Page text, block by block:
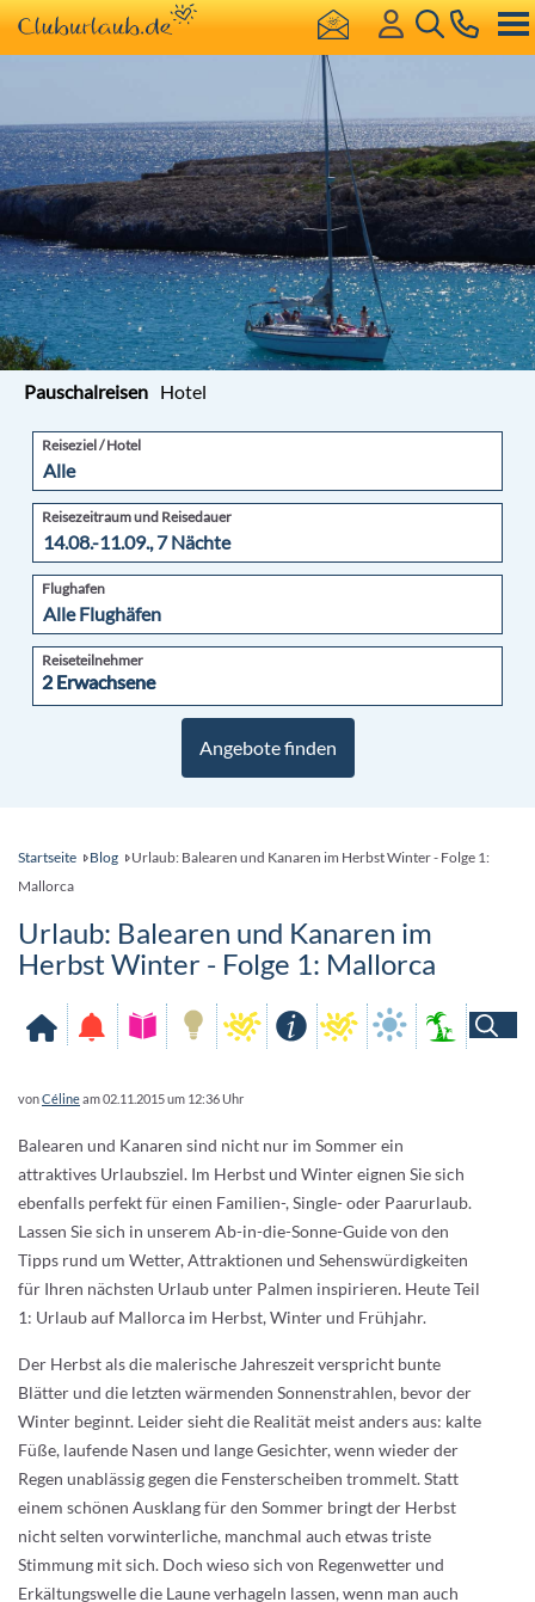
Pauschalreisen Hotel
Reiseziel / Hotel
Reisezeitraum und Reisedauer
Flughafen
Reiseteilnehmer
2 Erwachsene
2 Erwachsene
Angebote finden
Startseite Blog
Urlaub: Balearen und Kanaren im Herbst Winter - Folge 1:
Mallorca
Urlaub: Balearen und Kanaren im
Herbst Winter - Folge 1: Mallorca
vonCélineam 02.11.2015 um 12:36 Uhr
Balearen und Kanaren sind nicht nur im Sommer ein
attraktives Urlaubsziel. Im Herbst und Winter eignen Sie sich
ebenfalls perfekt für einen Familien-, Single- oder Paarurlaub.
Lassen Sie sich in unserem Ab-in-die-Sonne-Guide von den
Tipps rund um Wetter, Attraktionen und Sehenswürdigkeiten
für Ihren nächsten Urlaub unter Palmen inspirieren. Heute Teil
1: Urlaub auf Mallorca im Herbst, Winter und Frühjahr.
Der Herbst als die malerische Jahreszeit verspricht bunte
Blätter und die letzten wärmenden Sonnenstrahlen, bevor der
Winter beginnt. Leider sieht die Realität meist anders aus: kalte
Füße, laufende Nasen und lange Gesichter, wenn wieder der
Regen unablässig gegen die Fensterscheiben trommelt. Statt
einem schönen Ausklang für den Sommer bringt der Herbst
nicht selten vorwinterliche, manchmal auch etwas triste
Stimmung mit sich. Doch wieso sich von Regenwetter und
Erkältungswelle die Laune verhageln lassen, wenn man auch